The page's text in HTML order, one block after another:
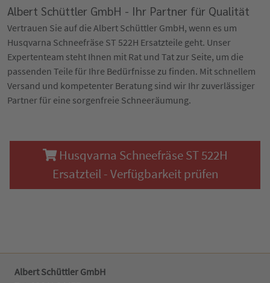
Albert Schüttler GmbH - Ihr Partner für Qualität
Vertrauen Sie auf die Albert Schüttler GmbH, wenn es um
Husqvarna Schneefräse ST 522H Ersatzteile geht. Unser
Expertenteam steht Ihnen mit Rat und Tat zur Seite, um die
passenden Teile für Ihre Bedürfnisse zu finden. Mit schnellem
Versand und kompetenter Beratung sind wir Ihr zuverlässiger
Partner für eine sorgenfreie Schneeräumung.
Husqvarna Schneefräse ST 522H
Ersatzteil - Verfügbarkeit prüfen
Albert Schüttler GmbH